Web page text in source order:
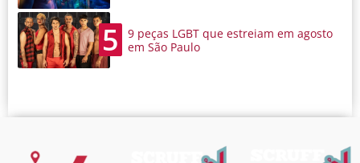
5
9 peças LGBT que estreiam em agosto
em São Paulo